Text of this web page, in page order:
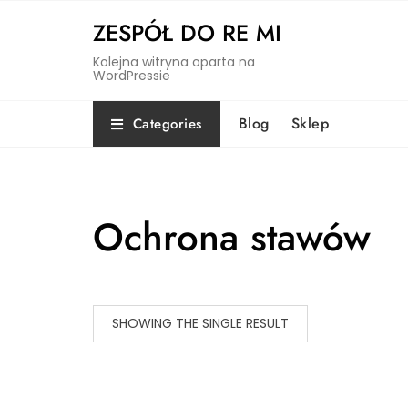
ZESPÓŁ DO RE MI
Kolejna witryna oparta na
WordPressie
Categories Blog Sklep
Ochrona stawów
SHOWING THE SINGLE RESULT